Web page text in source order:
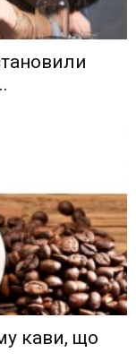
кави, що